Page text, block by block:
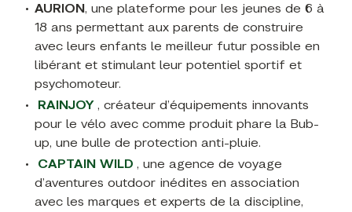
AURION, une plateforme pour les jeunes de 6 à
18 ans permettant aux parents de construire
avec leurs enfants le meilleur futur possible en
libérant et stimulant leur potentiel sportif et
psychomoteur.
RAINJOY , créateur d’équipements innovants
pour le vélo avec comme produit phare la Bub-
up, une bulle de protection anti-pluie.
CAPTAIN WILD , une agence de voyage
d’aventures outdoor inédites en association
avec les marques et experts de la discipline,